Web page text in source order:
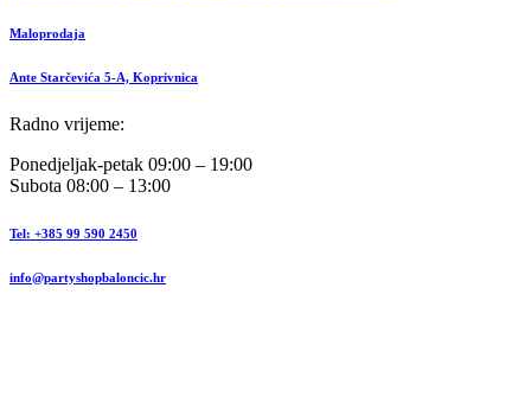
Maloprodaja
Ante Starčevića 5-A, Koprivnica
Radno vrijeme:
Ponedjeljak-petak 09:00 – 19:00
Subota 08:00 – 13:00
Tel: +385 99 590 2450
info@partyshopbaloncic.hr